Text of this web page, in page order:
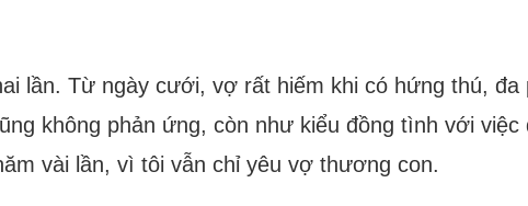
lần. Từ ngày cưới, vợ rất hiếm khi có hứng thú, đa
không phản ứng, còn như kiểu đồng tình với
vài lần, vì tôi vẫn chỉ yêu vợ thương con.